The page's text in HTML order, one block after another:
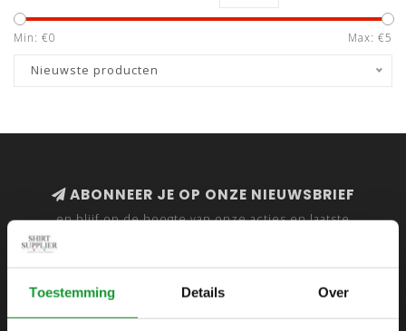
Toestemming Details Over
Min: €0 Max: €5
Nieuwste producten
ABONNEER JE OP ONZE NIEUWSBRIEF
en blijf op de hoogte van onze acties en laatste